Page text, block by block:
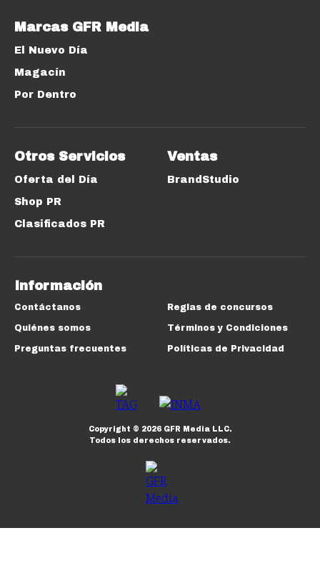
Marcas GFR Media
El Nuevo Día
Magacín
Por Dentro
Otros Servicios
Oferta del Día
Shop PR
Clasificados PR
Ventas
BrandStudio
Información
Contáctanos
Quiénes somos
Preguntas frecuentes
Reglas de concursos
Términos y Condiciones
Políticas de Privacidad
Copyright © 2026GFR Media LLC.
Todos los derechos reservados.